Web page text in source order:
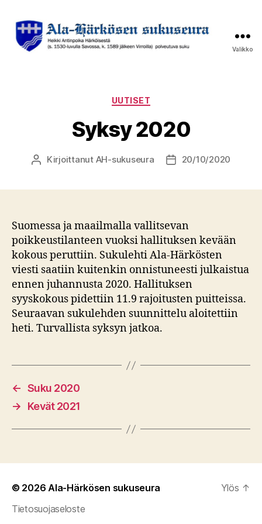
Valikko
Kategoriat
UUTISET
Syksy 2020
Kirjoittaja
Kirjoittanut AH-sukuseura Julkaisupäivämäärä
20/10/2020
Suomessa ja maailmalla vallitsevan
poikkeustilanteen vuoksi hallituksen kevään
kokous peruttiin. Sukulehti Ala-Härkösten
viesti saatiin kuitenkin onnistuneesti julkaistua
ennen juhannusta 2020. Hallituksen
syyskokous pidettiin 11.9 rajoitusten puitteissa.
Seuraavan sukulehden suunnittelu aloitettiin
heti. Turvallista syksyn jatkoa.
← Suku 2020
→
Kevät 2021
© 2026Ala-Härkösen sukuseura
Tietosuojaseloste
Ylös ↑